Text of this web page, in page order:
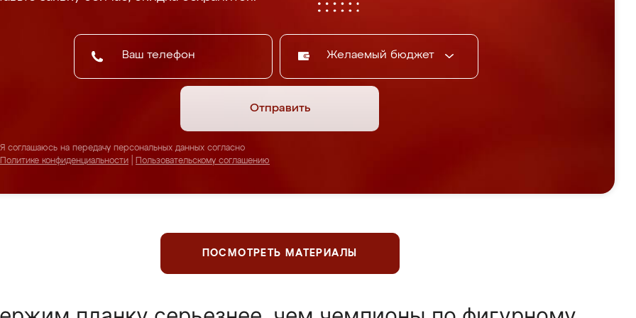
Желаемый бюджет
Отправить
Я соглашаюсь на передачу персональных данных согласно
Политике конфиденциальности
Пользовательскому соглашению
ПОСМОТРЕТЬ МАТЕРИАЛЫ